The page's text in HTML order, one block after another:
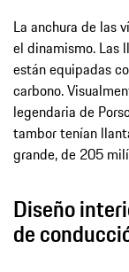
La anchura de las
el dinamismo. Las
están equipadas
carbono.
legendaria de
tambor tenían
grande, de 205
Diseño
de